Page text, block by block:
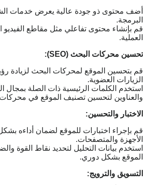
أضف محتوى ذو جودة عالية يعرض خدمات
البرمجة.
قم بإنشاء محتوى تفاعلي مثل مقاطع الفيديو
العملية.
تحسين محركات البحث (SEO):
قم بتحسين الموقع لمحركات البحث لزيادة
الزيارات العضوية.
استخدم الكلمات الرئيسية ذات الصلة بمجال
والعناوين لتحسين تصنيف الموقع في
الاختبار والتحسين:
قم بإجراء اختبارات للموقع لضمان أداءه
الأجهزة والمتصفحات.
استخدم بيانات التحليل لتحديد نقاط القوة
الموقع بشكل دوري.
التسويق والترويج: